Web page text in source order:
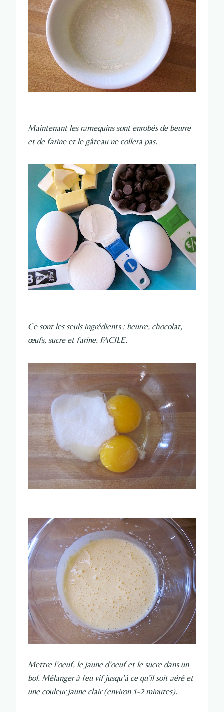
Maintenant les ramequins sont enrobés de beurre
et de farine et le gâteau ne collera pas.
Ce sont les seuls ingrédients : beurre, chocolat,
œufs, sucre et farine. FACILE.
Mettre l’oeuf, le jaune d’oeuf et le sucre dans un
bol. Mélanger à feu vif jusqu’à ce qu’il soit aéré et
une couleur jaune clair (environ 1-2 minutes).